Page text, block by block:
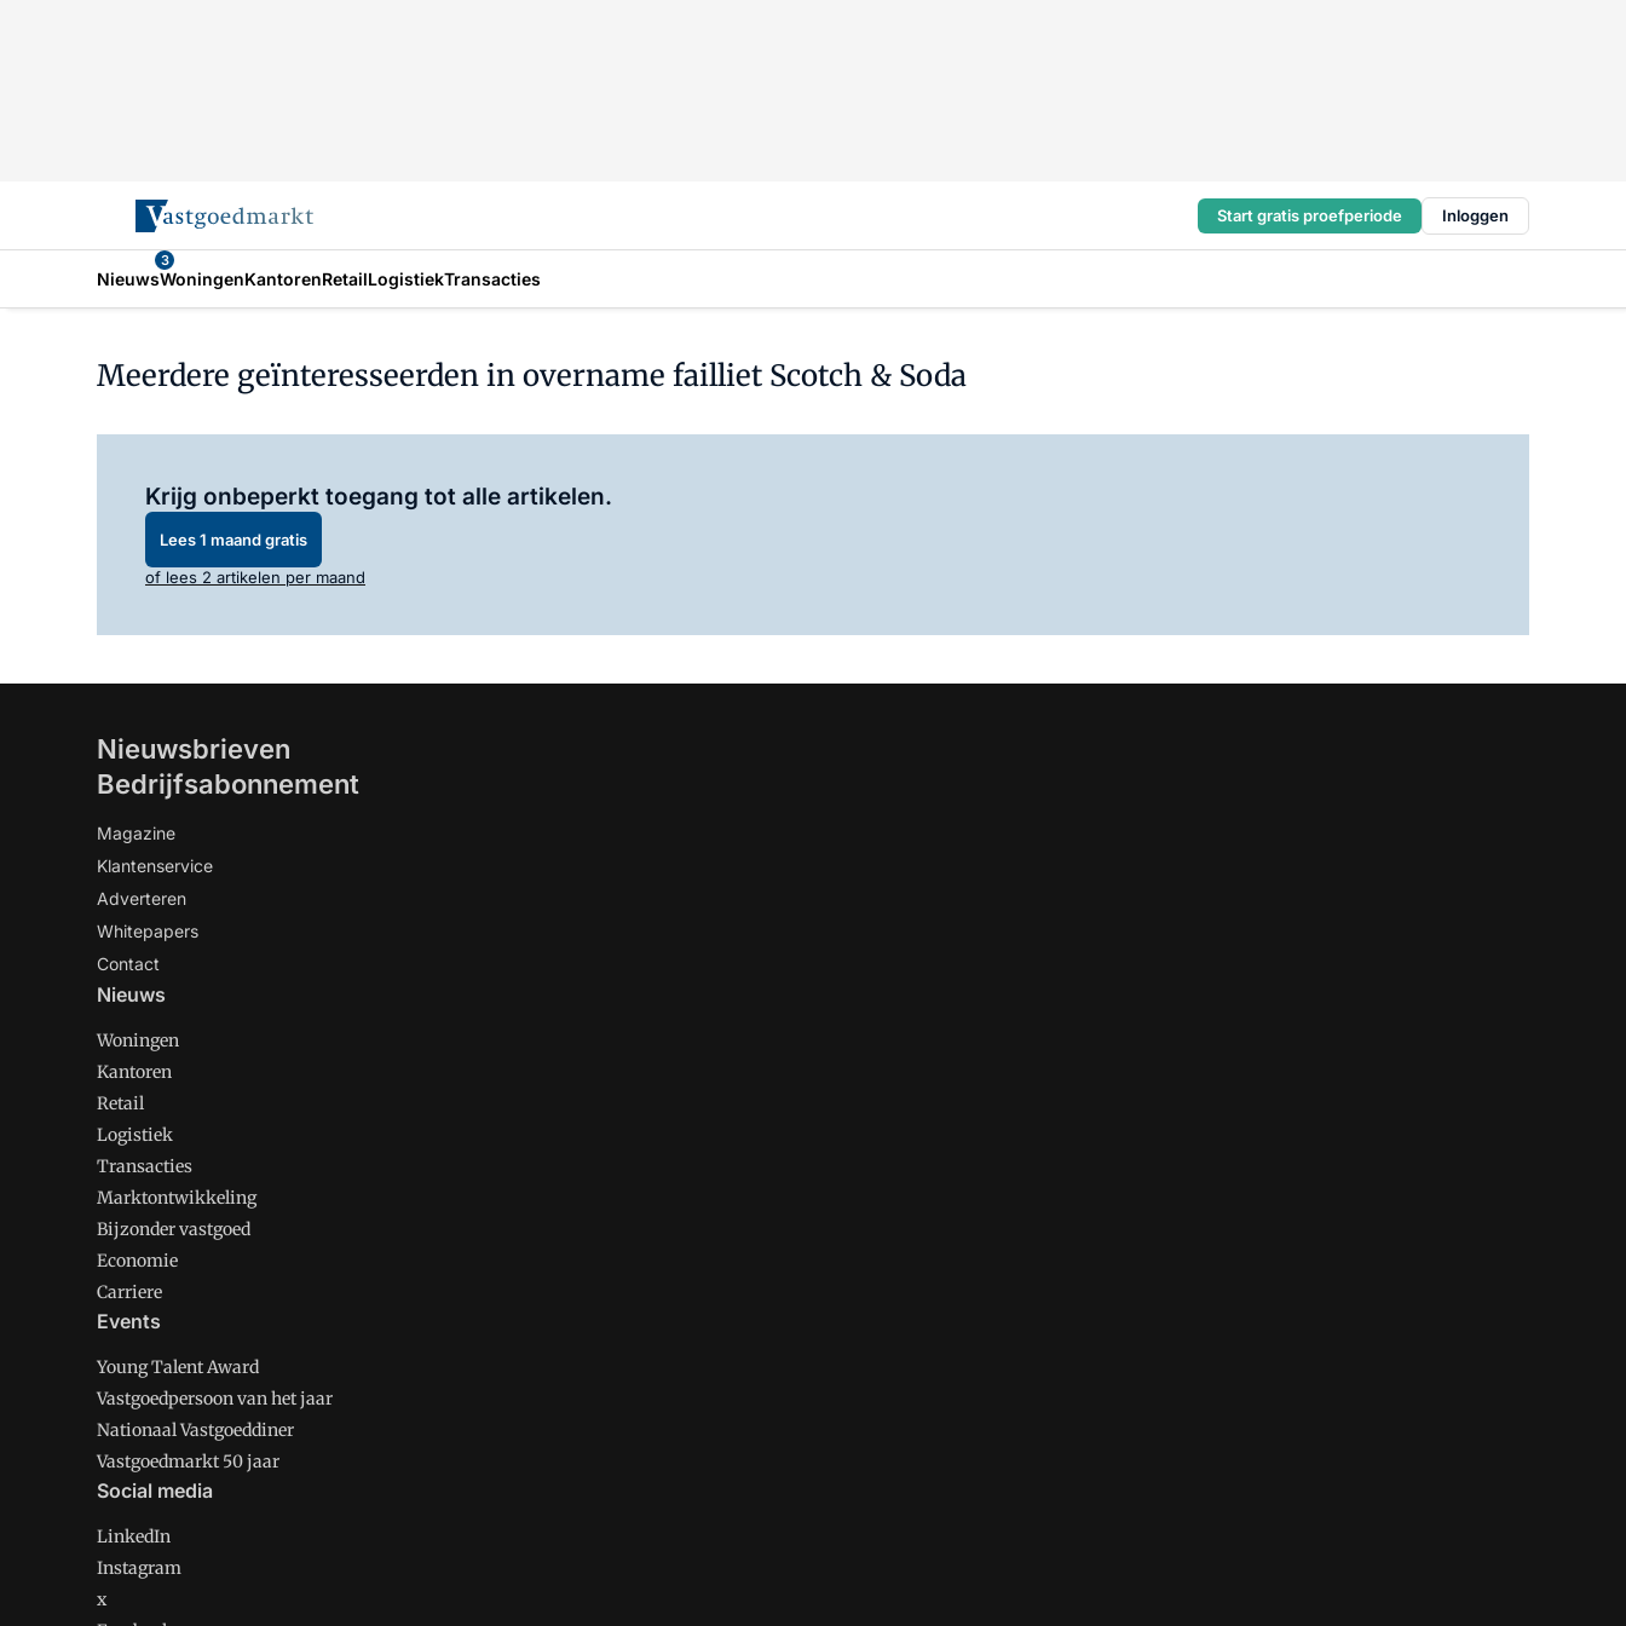
Start gratis proefperiode Inloggen
Nieuws
3
WoningenKantorenRetailLogistiekTransacties
Meerdere geïnteresseerden in overname failliet Scotch & Soda
Krijg onbeperkt toegang tot alle artikelen.
Lees 1 maand gratis
of lees 2 artikelen per maand
Nieuwsbrieven
Bedrijfsabonnement
Magazine
Klantenservice
Adverteren
Whitepapers
Contact
Nieuws
Woningen
Kantoren
Retail
Logistiek
Transacties
Marktontwikkeling
Bijzonder vastgoed
Economie
Carriere
Events
Young Talent Award
Vastgoedpersoon van het jaar
Nationaal Vastgoeddiner
Vastgoedmarkt 50 jaar
Social media
LinkedIn
Instagram
x